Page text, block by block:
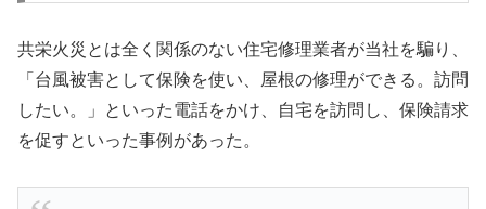
共栄火災とは全く関係のない住宅修理業者が当社を騙り、
「台風被害として保険を使い、屋根の修理ができる。訪問
したい。」といった電話をかけ、自宅を訪問し、保険請求
を促すといった事例があった。